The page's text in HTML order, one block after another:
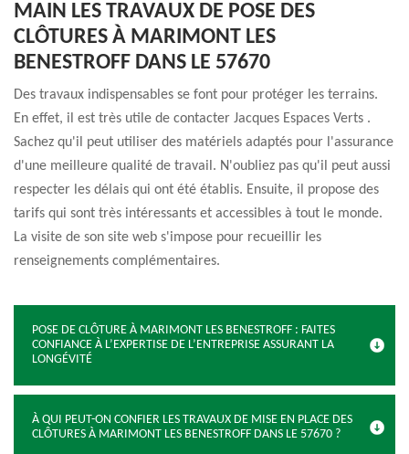
MAIN LES TRAVAUX DE POSE DES
CLÔTURES À MARIMONT LES
BENESTROFF DANS LE 57670
Des travaux indispensables se font pour protéger les terrains.
En effet, il est très utile de contacter Jacques Espaces Verts .
Sachez qu'il peut utiliser des matériels adaptés pour l'assurance
d'une meilleure qualité de travail. N'oubliez pas qu'il peut aussi
respecter les délais qui ont été établis. Ensuite, il propose des
tarifs qui sont très intéressants et accessibles à tout le monde.
La visite de son site web s'impose pour recueillir les
renseignements complémentaires.
POSE DE CLÔTURE À MARIMONT LES BENESTROFF : FAITES
CONFIANCE À L’EXPERTISE DE L’ENTREPRISE ASSURANT LA
LONGÉVITÉ
À QUI PEUT-ON CONFIER LES TRAVAUX DE MISE EN PLACE DES
CLÔTURES À MARIMONT LES BENESTROFF DANS LE 57670 ?